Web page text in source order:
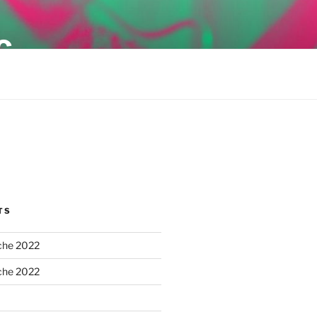
2022
2022